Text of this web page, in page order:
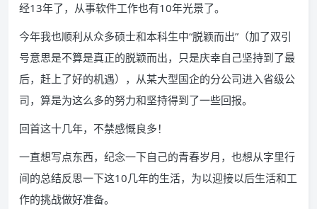
经13年了，从事软件工作也有10年光景了。
今年我也顺利从众多硕士和本科生中“脱颖而出”（加了双引
号意思是不算是真正的脱颖而出，只是庆幸自己坚持到了最
后，赶上了好的机遇），从某大型国企的分公司进入省级公
司，算是为这么多的努力和坚持得到了一些回报。
回首这十几年，不禁感慨良多！
一直想写点东西，纪念一下自己的青春岁月，也想从字里行
间的总结反思一下这10几年的生活，为以迎接以后生活和工
作的挑战做好准备。